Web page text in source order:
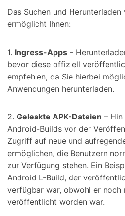
Das Suchen und Herunterladen
ermöglicht Ihnen:
1. Ingress-Apps –
bevor diese offiziell
empfehlen, da Sie hierbei
Anwendungen herunterladen.
2. Geleakte APK-Dateien –
Android-Builds vor der
Zugriff auf neue und
ermöglichen, die Benutzern
zur Verfügung stehen. Ein
Android L-Build, der
verfügbar war, obwohl er noch
veröffentlicht worden war.